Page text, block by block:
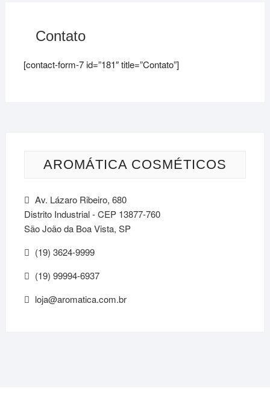
Contato
[contact-form-7 id=”181″ title=”Contato”]
AROMÁTICA COSMÉTICOS
Av. Lázaro Ribeiro, 680
Distrito Industrial - CEP 13877-760
São João da Boa Vista, SP
(19) 3624-9999
(19) 99994-6937
loja@aromatica.com.br